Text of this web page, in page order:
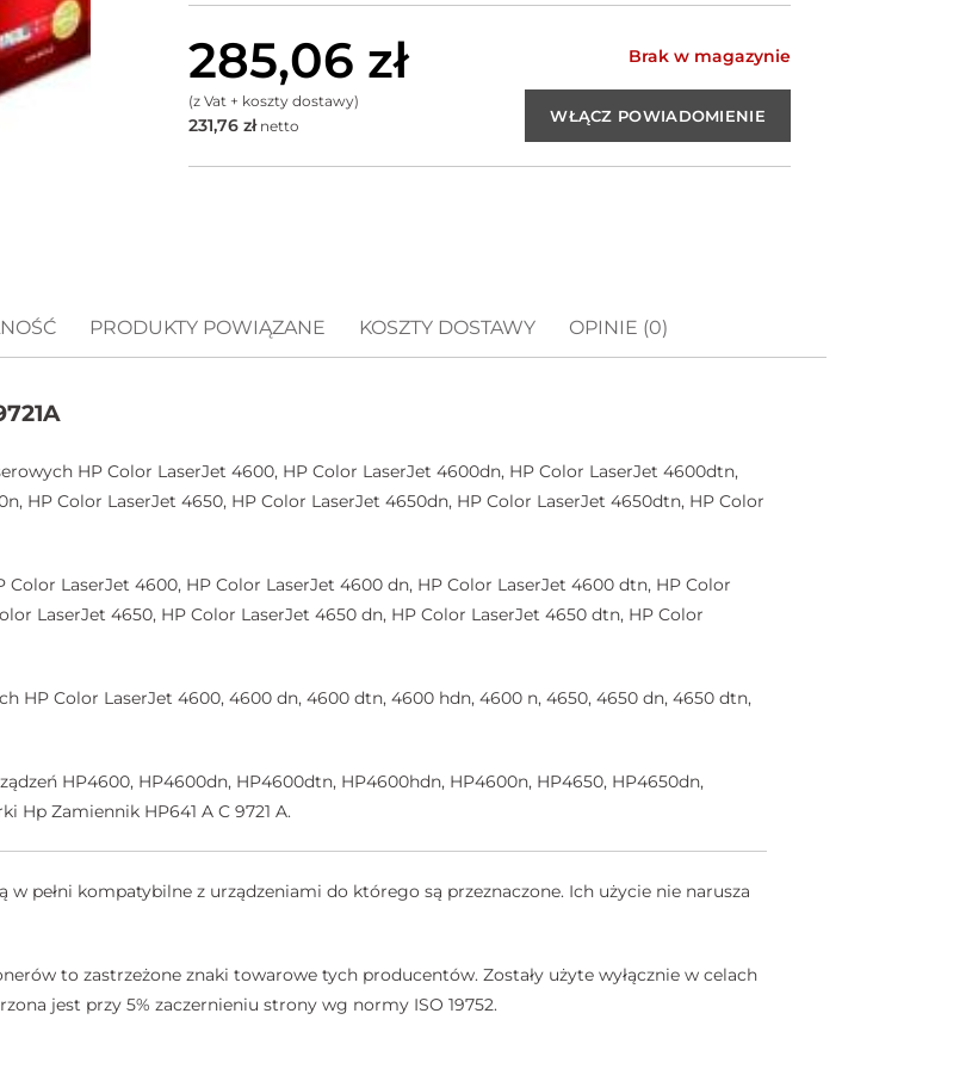
285,06 zł
(z Vat + koszty dostawy)
231,76 złnetto
Brak w magazynie
PRODUKTY POWIĄZANE KOSZTY DOSTAWY OPINIE (0)
HP Color LaserJet 4600, HP Color LaserJet 4600dn, HP Color LaserJet 4600dtn,
HP Color LaserJet 4650, HP Color LaserJet 4650dn, HP Color LaserJet 4650dtn, HP Color
LaserJet 4600, HP Color LaserJet 4600 dn, HP Color LaserJet 4600 dtn, HP Color
LaserJet 4650, HP Color LaserJet 4650 dn, HP Color LaserJet 4650 dtn, HP Color
HP Color LaserJet 4600, 4600 dn, 4600 dtn, 4600 hdn, 4600 n, 4650, 4650 dn, 4650 dtn,
HP4600, HP4600dn, HP4600dtn, HP4600hdn, HP4600n, HP4650, HP4650dn,
Hp Zamiennik HP641 A C 9721 A.
pełni kompatybilne z urządzeniami do którego są przeznaczone. Ich użycie nie narusza
to zastrzeżone znaki towarowe tych producentów. Zostały użyte wyłącznie w celach
jest przy 5% zaczernieniu strony wg normy ISO 19752.